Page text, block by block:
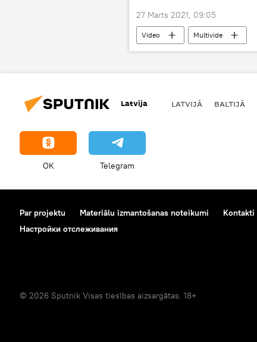
27 Marts 2021, 09:05
Video Multivide
Latvija LATVIJĀ BALTIJĀ
OK Telegram
Par projektu Materiālu izmantošanas noteikumi Kontakti
Настройки отслеживания
© 2026 Sputnik Visas tiesības aizsargātas. 18+